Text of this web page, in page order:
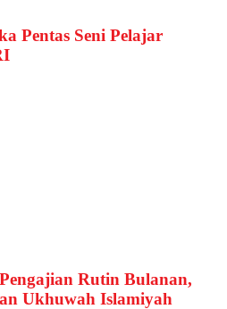
Pentas Seni Pelajar
Rutin Bulanan,
Ukhuwah Islamiyah